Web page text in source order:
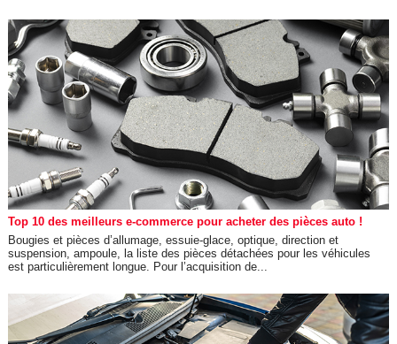
Top 10 des meilleurs e-commerce pour acheter des pièces auto !
Bougies et pièces d’allumage, essuie-glace, optique, direction et
suspension, ampoule, la liste des pièces détachées pour les véhicules
est particulièrement longue. Pour l’acquisition de...